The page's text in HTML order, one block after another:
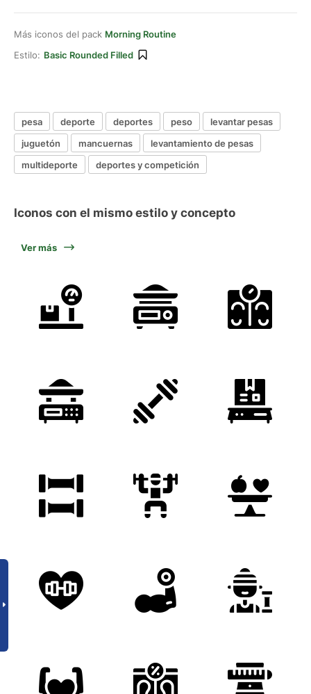
Más iconos del pack Morning Routine
Estilo: Basic Rounded Filled
pesa deporte deportes peso
levantar pesas
juguetón
mancuernas
levantamiento de pesas
multideporte
deportes y competición
Iconos con el mismo estilo y concepto
Ver más